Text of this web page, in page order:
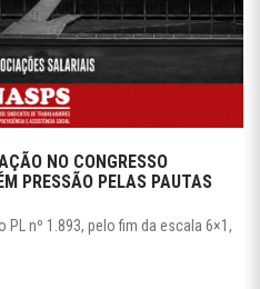
NO CONGRESSO
PRESSÃO PELAS PAUTAS
nº 1.893, pelo fim da escala 6×1,